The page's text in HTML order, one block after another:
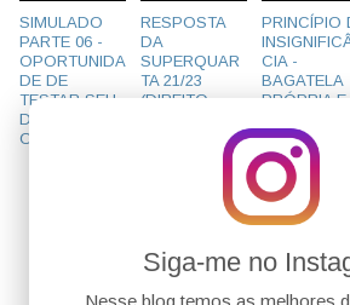
Siga-me no
Nesse blog temos as melhores
SIMULADO
PARTE 06 -
OPORTUNIDA
DE DE
TESTAR SEU
DESEMPENH
O
RESPOSTA
DA
SUPERQUAR
TA 21/23
(DIREITO
QUESTÃO DA
(DIREITO DA
DA
JUVENTUDE)
PRINCÍPIO
CIA -
BAGATELA
PRÓPRIA E
DICAS